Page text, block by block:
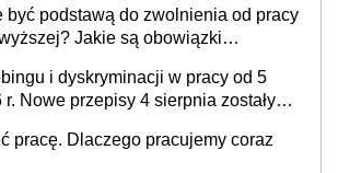
być podstawą do zwolnienia od pracy
Jakie są obowiązki
i dyskryminacji w pracy od 5
r. Nowe przepisy 4 sierpnia zostały
pracę. Dlaczego pracujemy coraz